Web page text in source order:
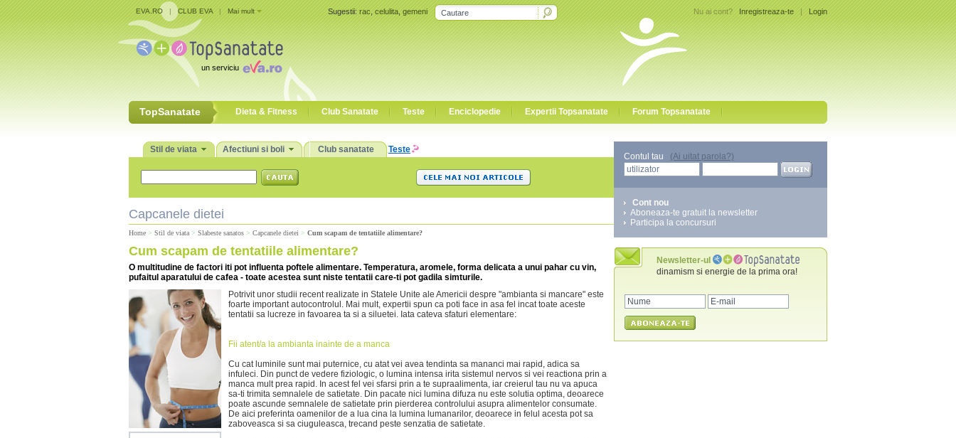
Sugestii: rac,celulita,gemeni
EVA.RO | CLUB EVA | Mai mult Nu ai cont? Inregistreaza-te | Login
un serviciu
TopSanatate Dieta & Fitness Club Sanatate Teste Enciclopedie Expertii Topsanatate Forum Topsanatate
Stil de viata Afectiuni si boli Club sanatate Teste
Capcanele dietei
Home > Stil de viata > Slabeste sanatos > Capcanele dietei > Cum scapam de tentatiile alimentare?
Cum scapam de tentatiile alimentare?
O multitudine de factori iti pot influenta poftele alimentare. Temperatura, aromele, forma delicata a unui pahar cu vin,
pufaitul aparatului de cafea - toate acestea sunt niste tentatii care-ti pot gadila simturile.
Potrivit unor studii recent realizate in Statele Unite ale Americii despre "ambianta si mancare" este
foarte important autocontrolul. Mai mult, expertii spun ca poti face in asa fel incat toate aceste
tentatii sa lucreze in favoarea ta si a siluetei. Iata cateva sfaturi elementare:
Fii atent/a la ambianta inainte de a manca
Cu cat luminile sunt mai puternice, cu atat vei avea tendinta sa mananci mai rapid, adica sa
infuleci. Din punct de vedere fiziologic, o lumina intensa irita sistemul nervos si vei reactiona prin a
manca mult prea rapid. In acest fel vei sfarsi prin a te supraalimenta, iar creierul tau nu va apuca
sa-ti trimita semnalele de satietate. Din pacate nici lumina difuza nu este solutia optima, deoarece
poate ascunde semnalele de satietate prin pierderea controlului asupra alimentelor consumate.
De aici preferinta oamenilor de a lua cina la lumina lumanarilor, deoarece in felul acesta pot sa
zaboveasca si sa ciuguleasca, trecand peste senzatia de satietate.
Contul tau (Ai uitat parola?)
Cont nou
Aboneaza-te gratuit la newsletter
Participa la concursuri
Newsletter-ul
dinamism si energie de la prima ora!